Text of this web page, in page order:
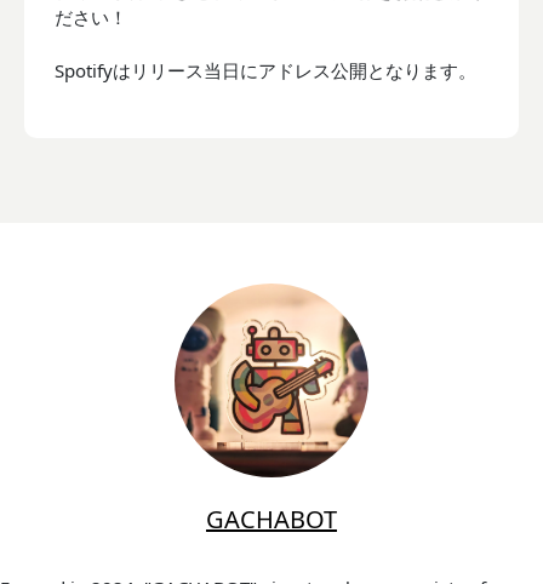
ださい！
Spotifyはリリース当日にアドレス公開となります。
GACHABOT